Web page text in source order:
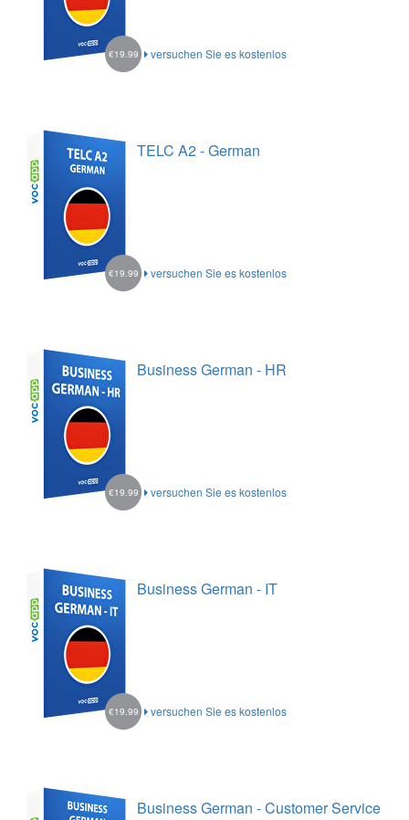
versuchen Sie es kostenlos
€19.99
TELC A2 - German
versuchen Sie es kostenlos
€19.99
Business German - HR
versuchen Sie es kostenlos
€19.99
Business German - IT
versuchen Sie es kostenlos
€19.99
Business German - Customer Service